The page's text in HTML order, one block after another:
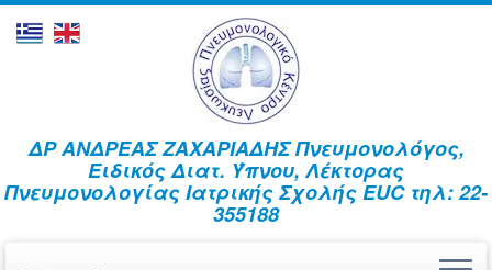
content
ΔΡ ΑΝΔΡΕΑΣ ΖΑΧΑΡΙΑΔΗΣ Πνευμονολόγος,
Ειδικός Διατ. Ύπνου, Λέκτορας
Πνευμονολογίας Ιατρικής Σχολής EUC τηλ: 22-
355188
Home »CPAP – Προβλήματα
Αναπνευστικό Σύστημα